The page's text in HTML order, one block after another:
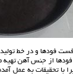
فودها و در خط
از جنس آهن تهیه
با تحقیقات به عمل